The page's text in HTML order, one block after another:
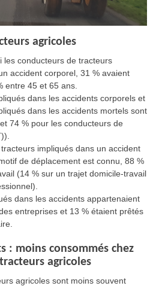
agricoles
les conducteurs de tracteurs
accident corporel, 31 % avaient
entre 45 et 65 ans.
dans les accidents corporels et
dans les accidents mortels sont
74 % pour les conducteurs de
impliqués dans un accident
de déplacement est connu, 88 %
(14 % sur un trajet domicile-travail
dans les accidents appartenaient
entreprises et 13 % étaient prêtés
: moins consommés chez
agricoles
agricoles sont moins souvent